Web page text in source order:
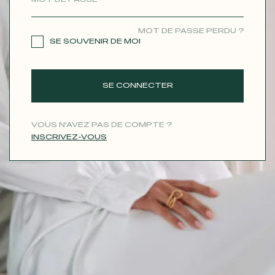
MOT DE PASSE PERDU ?
SE SOUVENIR DE MOI
SE CONNECTER
VOUS N'AVEZ PAS DE COMPTE ?
INSCRIVEZ-VOUS